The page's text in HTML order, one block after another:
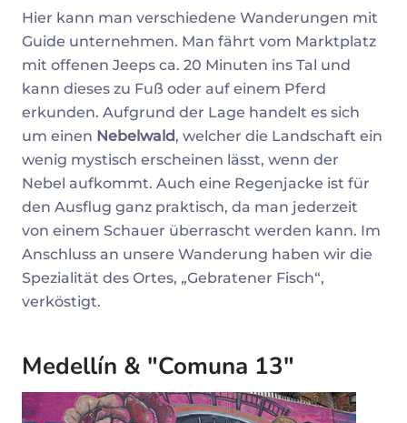
Hier kann man verschiedene Wanderungen mit
Guide unternehmen. Man fährt vom Marktplatz
mit offenen Jeeps ca. 20 Minuten ins Tal und
kann dieses zu Fuß oder auf einem Pferd
erkunden. Aufgrund der Lage handelt es sich
um einen Nebelwald, welcher die Landschaft ein
wenig mystisch erscheinen lässt, wenn der
Nebel aufkommt. Auch eine Regenjacke ist für
den Ausflug ganz praktisch, da man jederzeit
von einem Schauer überrascht werden kann. Im
Anschluss an unsere Wanderung haben wir die
Spezialität des Ortes, „Gebratener Fisch“,
verköstigt.
Medellín & "Comuna 13"